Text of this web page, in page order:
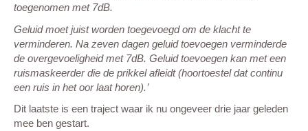
toegenomen met 7dB.
Geluid moet juist worden toegevoegd om de klacht te
verminderen. Na zeven dagen geluid toevoegen verminderde
de overgevoeligheid met 7dB. Geluid toevoegen kan met een
ruismaskeerder die de prikkel afleidt (hoortoestel dat continu
een ruis in het oor laat horen).’
Dit laatste is een traject waar ik nu ongeveer drie jaar geleden
mee ben gestart.